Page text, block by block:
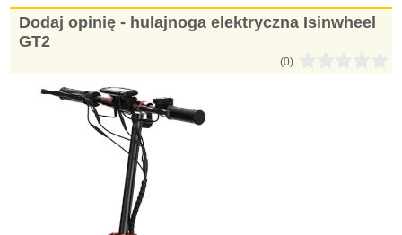
Dodaj opinię - hulajnoga elektryczna Isinwheel
GT2
(0)